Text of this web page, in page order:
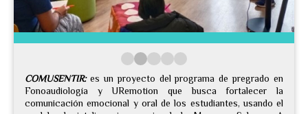
COMUSENTIR:es un proyecto del programa de pregrado en
Fonoaudiología y URemotion que busca fortalecer la
comunicación emocional y oral de los estudiantes, usando el